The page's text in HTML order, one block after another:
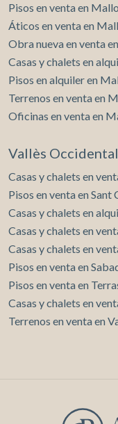
Pisos en venta en
Áticos en venta en
Obra nueva en venta
Casas y chalets en
Pisos en alquiler en
Terrenos en venta en
Oficinas en venta en
Vallès Occidental
Casas y chalets en
Pisos en venta en Sant
Casas y chalets en
Casas y chalets en
Casas y chalets en
Pisos en venta en
Pisos en venta en
Casas y chalets en
Terrenos en venta en